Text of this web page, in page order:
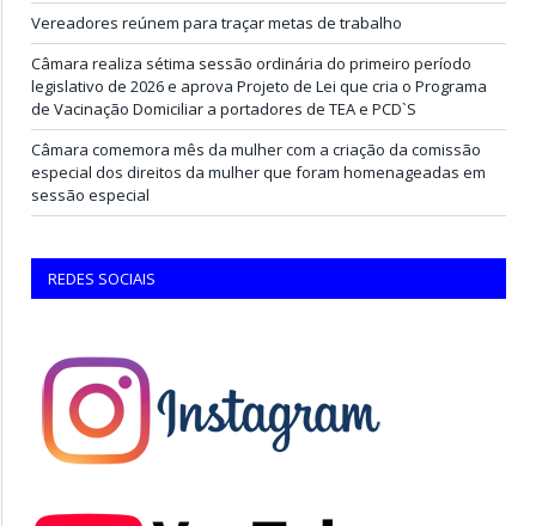
Vereadores reúnem para traçar metas de trabalho
Câmara realiza sétima sessão ordinária do primeiro período
legislativo de 2026 e aprova Projeto de Lei que cria o Programa
de Vacinação Domiciliar a portadores de TEA e PCD`S
Câmara comemora mês da mulher com a criação da comissão
especial dos direitos da mulher que foram homenageadas em
sessão especial
REDES SOCIAIS